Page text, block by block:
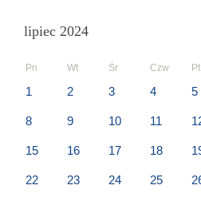
lipiec 2024
Pn Wt Śr Czw Pt
1 2 3 4 5
8 9 10 11
15 16 17 18
22 23 24 25